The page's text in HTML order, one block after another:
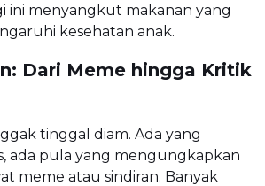
ini menyangkut makanan yang
kesehatan anak.
Dari Meme hingga Kritik
tinggal diam. Ada yang
ada pula yang mengungkapkan
meme atau sindiran. Banyak